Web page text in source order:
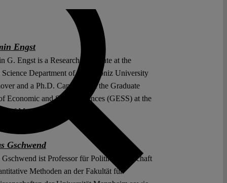
Engst
G. Engst is a Research Associate at the
Department of the Leibniz University
and a Ph.D. Candidate at the Graduate
of Economic and Social Sciences (GESS) at the
of Mannheim.
Gschwend
Gschwend ist Professor für Politikwissenschaft
Methoden an der Fakultät für